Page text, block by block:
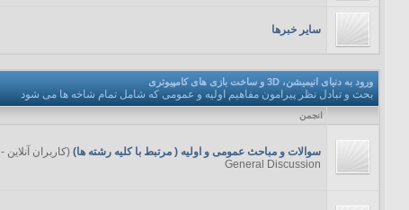
سایر خبرها
ورود به دنیای انیمیشن، 3D و ساخت بازی های کامپیوتری
بحث و تبادل نظر پیرامون مفاهیم اولیه و عمومی که شامل تمام شاخه ها می شود
انجمن
سوالات و مباحث عمومی و اولیه ( مرتبط با کلیه رشته ها) (کاربران آنلاین - 1 نفر)
General Discussion